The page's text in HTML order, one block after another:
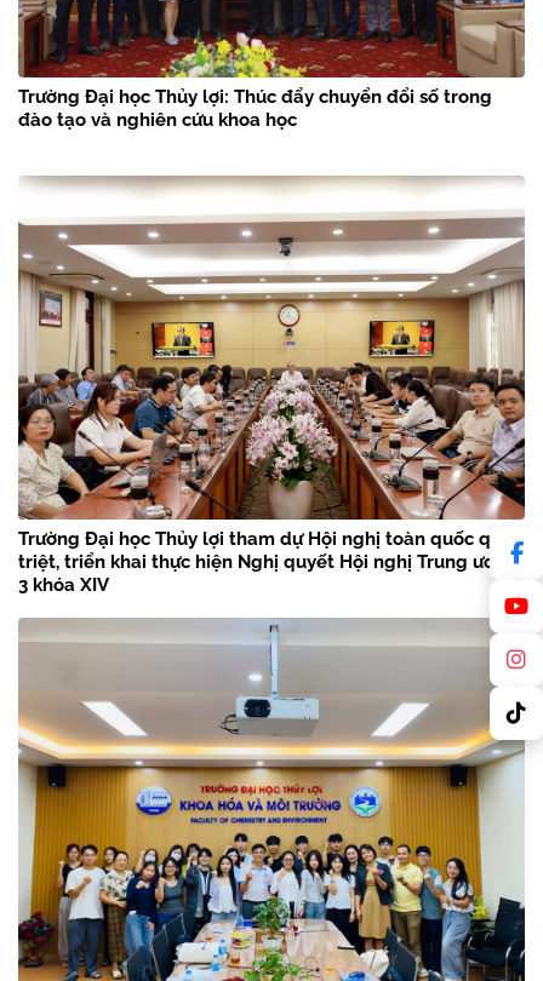
Trường Đại học Thủy lợi: Thúc đẩy chuyển đổi số trong
đào tạo và nghiên cứu khoa học
Trường Đại học Thủy lợi tham dự Hội nghị toàn quốc quán
triệt, triển khai thực hiện Nghị quyết Hội nghị Trung ương
3 khóa XIV